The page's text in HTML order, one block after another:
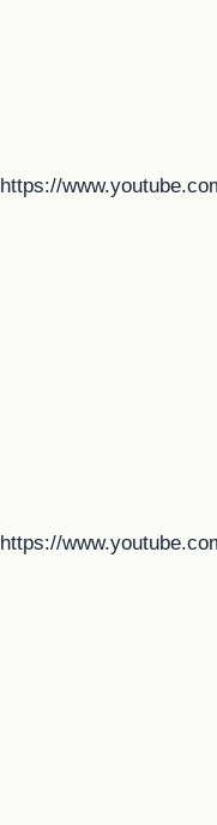
https://
https://